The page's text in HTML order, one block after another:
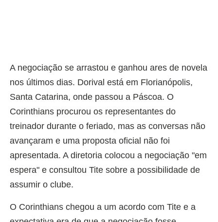
A negociação se arrastou e ganhou ares de novela
nos últimos dias. Dorival está em Florianópolis,
Santa Catarina, onde passou a Páscoa. O
Corinthians procurou os representantes do
treinador durante o feriado, mas as conversas não
avançaram e uma proposta oficial não foi
apresentada. A diretoria colocou a negociação "em
espera" e consultou Tite sobre a possibilidade de
assumir o clube.
O Corinthians chegou a um acordo com Tite e a